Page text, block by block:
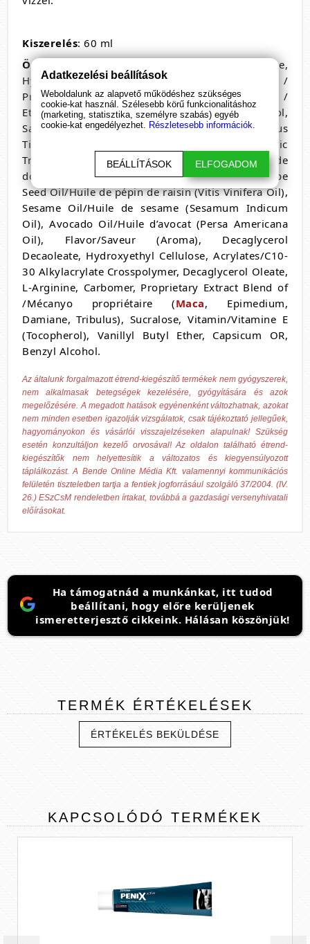
Kiszerelés: 60 ml
Összetevők
: Water/Eau (Aqua), Glycerin/Glycérine,
Hydrogenated Polyisobutene (And) Ethylene /
Propylene / Styrene Copolymer , (And) Butylene /
Ethylene / Styrene Copolymer, Propylene Glycol,
Safflower Oil/Huile de carthame (Carthamus
Tinctorius Oil), Polyquaternium-7, Caprylic/Capric
Triglyceride, Sweet Almond Oil/Huile d’amande
douce (Prunus Dulcis Oil), Menthyl Lactate, Grape
Seed Oil/Huile de pépin de raisin (Vitis Vinifera Oil),
Sesame Oil/Huile de sesame (Sesamum Indicum
Oil), Avocado Oil/Huile d’avocat (Persa Americana
Oil), Flavor/Saveur (Aroma), Decaglycerol
Decaoleate, Hydroxyethyl Cellulose, Acrylates/C10-
30 Alkylacrylate Crosspolymer, Decaglycerol Oleate,
L-Arginine, Carbomer, Proprietary Extract Blend of
/Mécanyo propriétaire (Maca, Epimedium,
Damiane, Tribulus), Sucralose, Vitamin/Vitamine E
(Tocopherol), Vanillyl Butyl Ether, Capsicum OR,
Benzyl Alcohol.
Az általunk forgalmazott étrend-kiegészítő termékek nem gyógyszerek,
nem alkalmasak betegségek kezelésére, gyógyítására és azok
megelőzésére. A megadott hatások egyénenként változhatnak, azokat
nem minden esetben igazolják vizsgálatok, csak tájékoztató jellegűek,
hagyományokon és vásárlói visszajelzéseken alapulnak! Szükség
esetén konzultáljon kezelő orvosával! Az oldalon található étrend-
kiegészítők nem helyettesítik a változatos és kiegyensúlyozott
táplálkozást. A Bende Online Média Kft. valamennyi kommunikációs
felületén tiszteletben tartja a fentiek jogforrásául szolgáló 37/2004. (IV.
26.) ESzCsM rendeletben írtakat, továbbá a gazdasági versenyhivatali
előírásokat.
Ha támogatnád a munkánkat, itt tudod
beállítani, hogy előre kerüljenek
ismeretterjesztő cikkeink. Hálásan köszönjük!
TERMÉK ÉRTÉKELÉSEK
ÉRTÉKELÉS BEKÜLDÉSE
KAPCSOLÓDÓ TERMÉKEK
Adatkezelési beállítások
Weboldalunk az alapvető működéshez szükséges
cookie-kat használ. Szélesebb körű funkcionalitáshoz
(marketing, statisztika, személyre szabás) egyéb
cookie-kat engedélyezhet. Részletesebb információk.
BEÁLLÍTÁSOK ELFOGADOM